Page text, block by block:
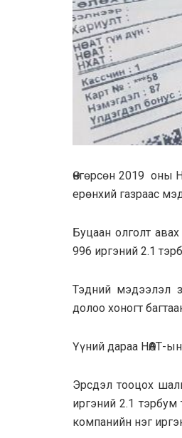
Өнгөрсөн 2019 оны
ерөнхий газраас
Буцaaн олголт
996 иргэний 2.1
Тэдний мэдээлэл
долоо хоногт
Үүний дараа НӨAТ-
Эрсдэл тооцох
иргэний 2.1 тэрбум
компанийн нэг